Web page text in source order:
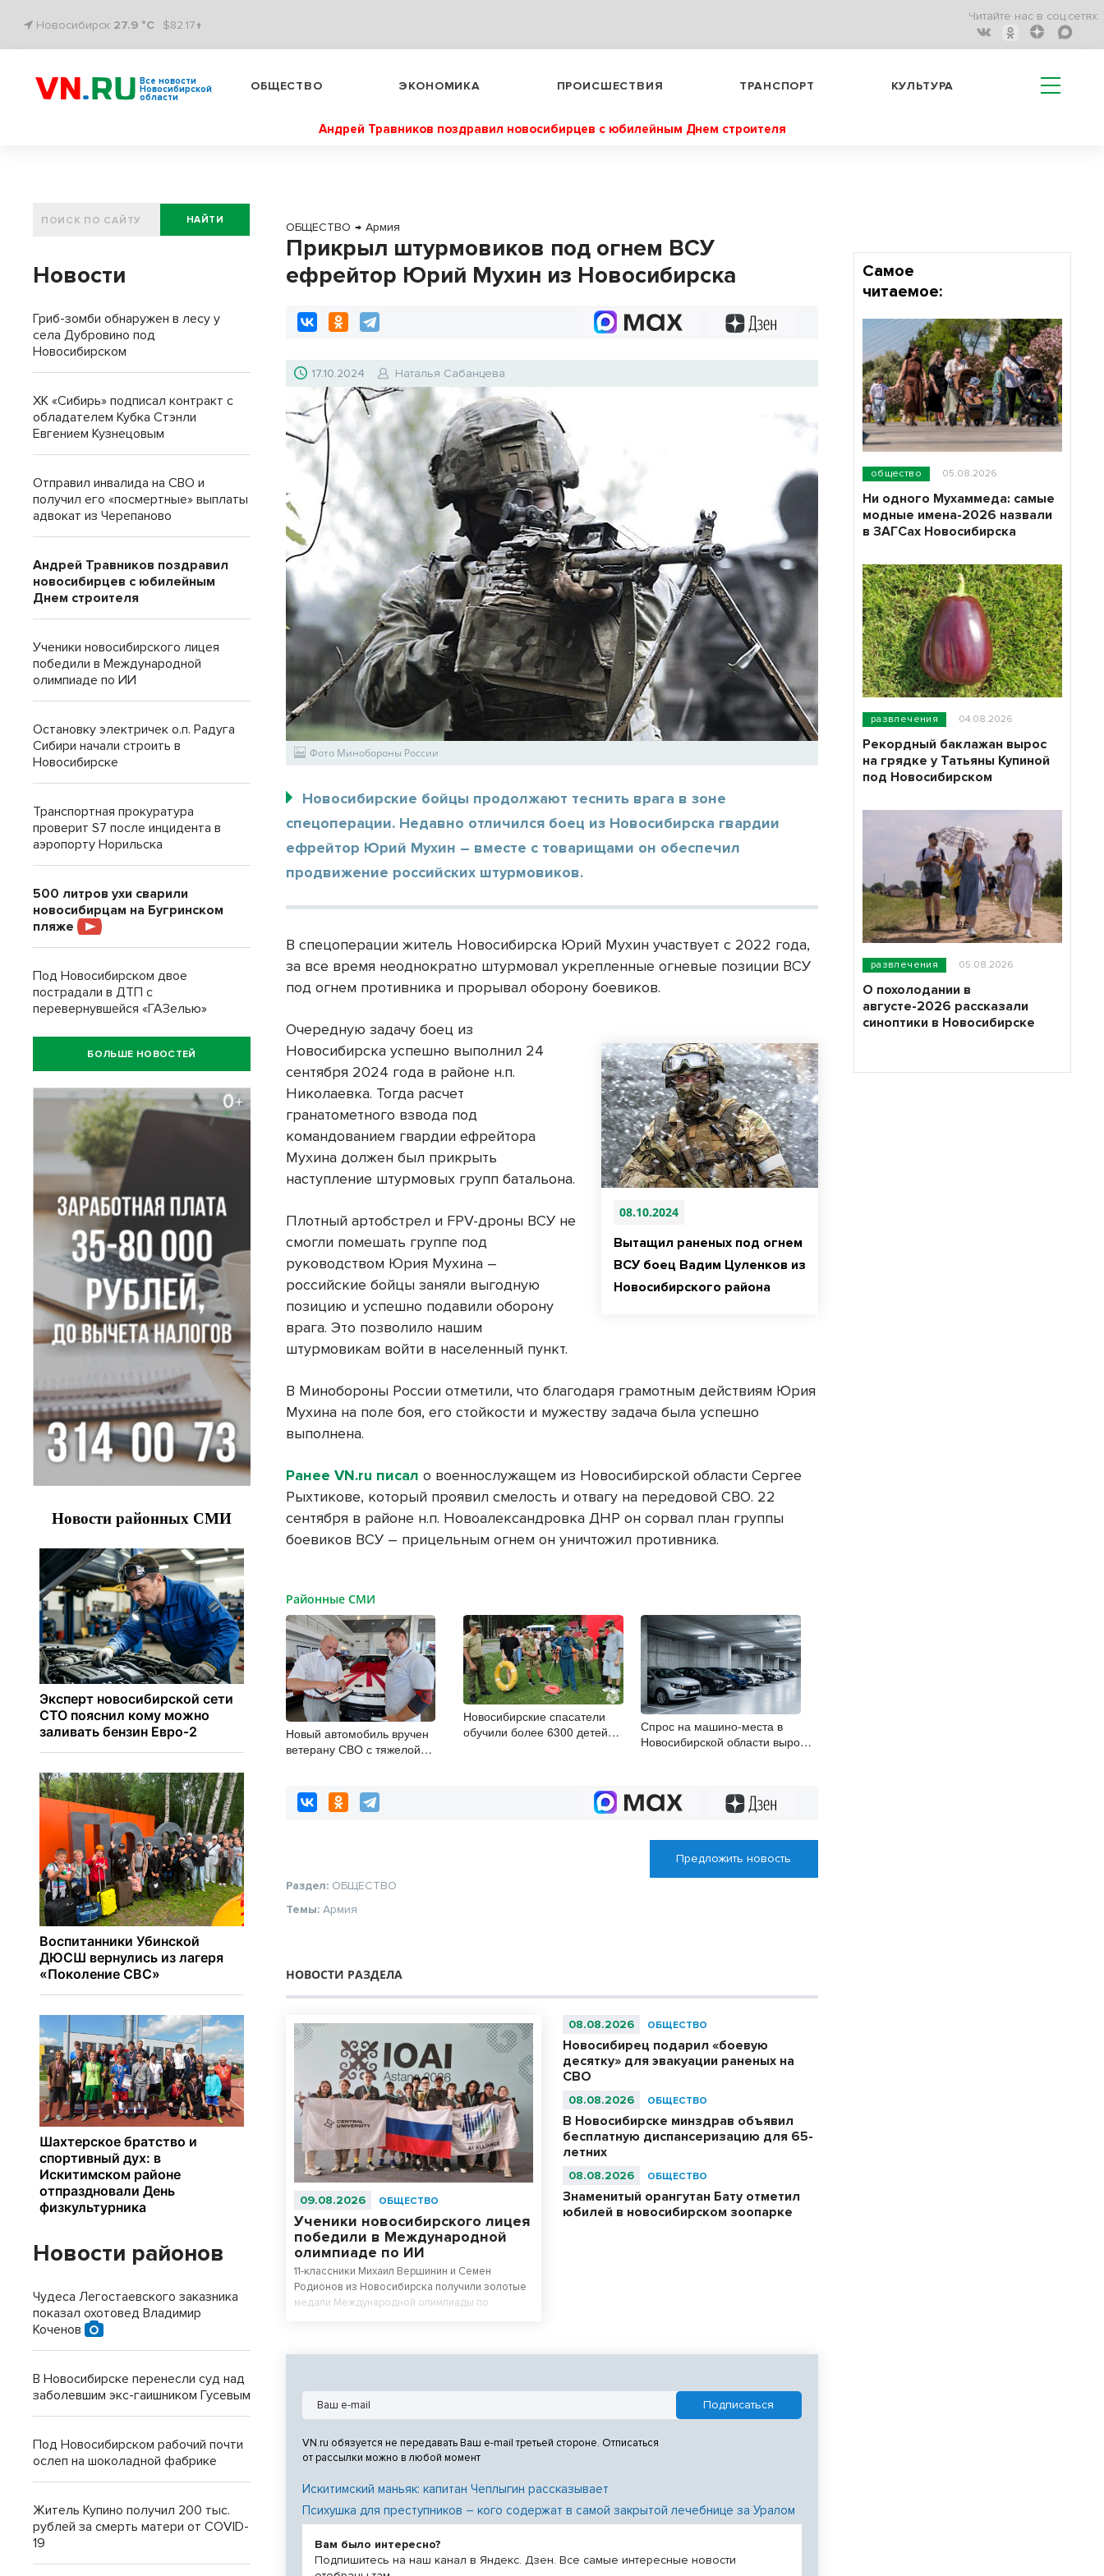
Новосибирск 27.9 °C $82.17↑
Читайте нас в соц.сетях:
Все новости
Новосибирской
области
ОБЩЕСТВО ЭКОНОМИКА ПРОИСШЕСТВИЯ ТРАНСПОРТ КУЛЬТУРА
Андрей Травников поздравил новосибирцев с юбилейным Днем строителя
ОБЩЕСТВО → Армия
Прикрыл штурмовиков под огнем ВСУ
ефрейтор Юрий Мухин из Новосибирска
17.10.2024 Наталья Сабанцева
Фото Минобороны России
Новосибирские бойцы продолжают теснить врага в зоне
спецоперации. Недавно отличился боец из Новосибирска гвардии
ефрейтор Юрий Мухин – вместе с товарищами он обеспечил
продвижение российских штурмовиков.
В спецоперации житель Новосибирска Юрий Мухин участвует с 2022 года,
за все время неоднократно штурмовал укрепленные огневые позиции ВСУ
под огнем противника и прорывал оборону боевиков.
08.10.2024
Вытащил раненых под огнем
ВСУ боец Вадим Цуленков из
Новосибирского района
Очередную задачу боец из
Новосибирска успешно выполнил 24
сентября 2024 года в районе н.п.
Николаевка. Тогда расчет
гранатометного взвода под
командованием гвардии ефрейтора
Мухина должен был прикрыть
наступление штурмовых групп батальона.
Плотный артобстрел и FPV-дроны ВСУ не
смогли помешать группе под
руководством Юрия Мухина –
российские бойцы заняли выгодную
позицию и успешно подавили оборону
врага. Это позволило нашим
штурмовикам войти в населенный пункт.
В Минобороны России отметили, что благодаря грамотным действиям Юрия
Мухина на поле боя, его стойкости и мужеству задача была успешно
выполнена.
Ранее VN.ru писало военнослужащем из Новосибирской области Сергее
Рыхтикове, который проявил смелость и отвагу на передовой СВО. 22
сентября в районе н.п. Новоалександровка ДНР он сорвал план группы
боевиков ВСУ – прицельным огнем он уничтожил противника.
Районные СМИ
Новый автомобиль вручен
ветерану СВО с тяжелой
Новосибирские спасатели
обучили более 6300 детей
Спрос на машино-места в
Новосибирской области вырос
Предложить новость
Раздел: ОБЩЕСТВО
Темы:Армия
НОВОСТИ РАЗДЕЛА
09.08.2026 ОБЩЕСТВО
Ученики новосибирского лицея
победили в Международной
олимпиаде по ИИ
11-классники Михаил Вершинин и Семен
Родионов из Новосибирска получили золотые
медали Международной олимпиады по
08.08.2026 ОБЩЕСТВО
Новосибирец подарил «боевую
десятку» для эвакуации раненых на
СВО
08.08.2026 ОБЩЕСТВО
В Новосибирске минздрав объявил
бесплатную диспансеризацию для 65-
летних
08.08.2026 ОБЩЕСТВО
Знаменитый орангутан Бату отметил
юбилей в новосибирском зоопарке
VN.ru обязуется не передавать Ваш e-mail третьей стороне. Отписаться
от рассылки можно в любой момент
Искитимский маньяк: капитан Чеплыгин рассказывает
Психушка для преступников – кого содержат в самой закрытой лечебнице за Уралом
Вам было интересно?
Подпишитесь на наш канал в Яндекс. Дзен. Все самые интересные новости
НАЙТИ
Новости
Гриб-зомби обнаружен в лесу у
села Дубровино под
Новосибирском
ХК «Сибирь» подписал контракт с
обладателем Кубка Стэнли
Евгением Кузнецовым
Отправил инвалида на СВО и
получил его «посмертные» выплаты
адвокат из Черепаново
Андрей Травников поздравил
новосибирцев с юбилейным
Днем строителя
Ученики новосибирского лицея
победили в Международной
олимпиаде по ИИ
Остановку электричек о.п. Радуга
Сибири начали строить в
Новосибирске
Транспортная прокуратура
проверит S7 после инцидента в
аэропорту Норильска
500 литров ухи сварили
новосибирцам на Бугринском
пляже
Под Новосибирском двое
пострадали в ДТП с
перевернувшейся «ГАЗелью»
БОЛЬШЕ НОВОСТЕЙ
Новости районов
Чудеса Легостаевского заказника
показал охотовед Владимир
Коченов
В Новосибирске перенесли суд над
заболевшим экс-гаишником Гусевым
Под Новосибирском рабочий почти
ослеп на шоколадной фабрике
Житель Купино получил 200 тыс.
рублей за смерть матери от COVID-
19
Самое
читаемое:
общество 05.08.2026
Ни одного Мухаммеда: самые
модные имена-2026 назвали
в ЗАГСах Новосибирска
развлечения 04.08.2026
Рекордный баклажан вырос
на грядке у Татьяны Купиной
под Новосибирском
развлечения 05.08.2026
О похолодании в
августе-2026 рассказали
синоптики в Новосибирске